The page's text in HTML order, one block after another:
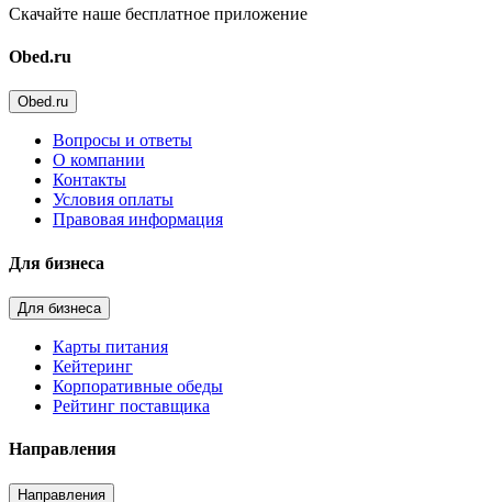
Скачайте наше бесплатное приложение
Obed.ru
Obed.ru
Вопросы и ответы
О компании
Контакты
Условия оплаты
Правовая информация
Для бизнеса
Для бизнеса
Карты питания
Кейтеринг
Корпоративные обеды
Рейтинг поставщика
Направления
Направления